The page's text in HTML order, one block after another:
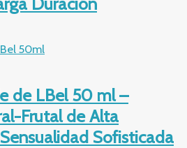
de LBel 50 ml –
Frutal de Alta
Sofisticada